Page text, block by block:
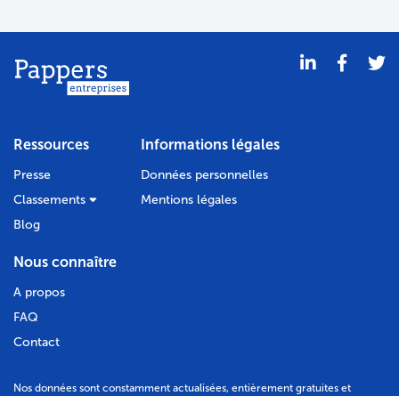
Ressources
Presse
Classements
Blog
Informations légales
Données personnelles
Mentions légales
Nous connaître
A propos
FAQ
Contact
Nos données sont constamment actualisées, entièrement gratuites et